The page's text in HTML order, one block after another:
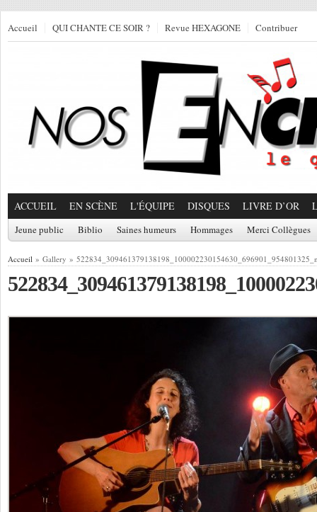
Accueil QUI CHANTE CE SOIR ? Revue HEXAGONE Contribuer
ACCUEIL EN SCÈNE L'ÉQUIPE DISQUES LIVRE D’OR
Jeune public Biblio Saines humeurs Hommages Merci Collègues
Accueil » Gallery »